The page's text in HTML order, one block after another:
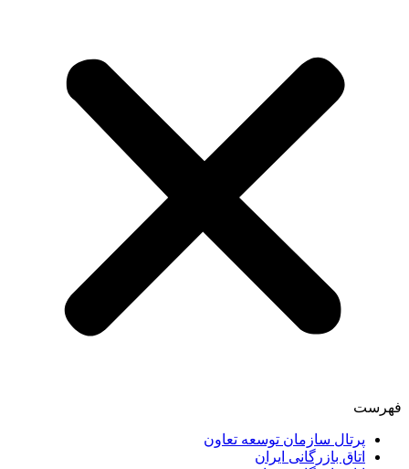
فهرست
پرتال سازمان توسعه تعاون
اتاق بازرگانی ایران